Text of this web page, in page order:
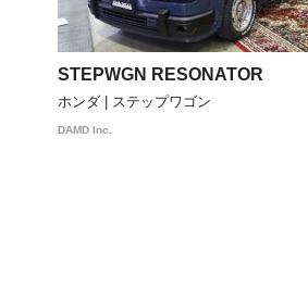
STEPWGN RESONATOR
ホンダ | ステップワゴン
DAMD Inc.